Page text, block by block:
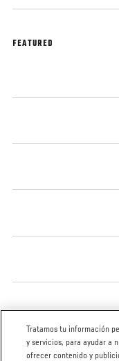
FEATURED
Tratamos tu información
y servicios, para ayudar a
ofrecer contenido y